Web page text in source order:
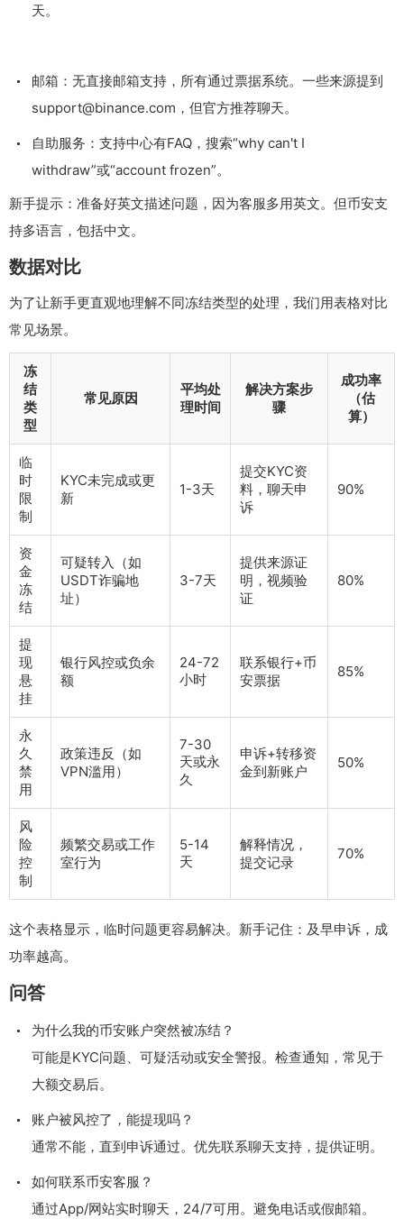
天。
邮箱：无直接邮箱支持，所有通过票据系统。一些来源提到
support@binance.com ，但官方推荐聊天。
自助服务：支持中心有FAQ，搜索“why can't I
withdraw”或“account frozen”。
新手提示：准备好英文描述问题，因为客服多用英文。但币安支
持多语言，包括中文。
数据对比
为了让新手更直观地理解不同冻结类型的处理，我们用表格对比
常见场景。
冻
结
类
型
常见原因
平均处
理时间
解决方案步
骤
成功率
（估
算）
临
时
限
制
KYC未完成或更
新
1-3天
提交KYC资
料，聊天申
诉
90%
资
金
冻
结
可疑转入（如
USDT诈骗地
址）
3-7天
提供来源证
明，视频验
证
80%
提
现
悬
挂
银行风控或负余
额
24-72
小时
联系银行+币
安票据
85%
永
久
禁
用
政策违反（如
VPN滥用）
7-30
天或永
久
申诉+转移资
金到新账户
50%
风
险
控
制
频繁交易或工作
室行为
5-14
天
解释情况，
提交记录
70%
这个表格显示，临时问题更容易解决。新手记住：及早申诉，成
功率越高。
问答
为什么我的币安账户突然被冻结？
可能是KYC问题、可疑活动或安全警报。检查通知，常见于
大额交易后。
账户被风控了，能提现吗？
通常不能，直到申诉通过。优先联系聊天支持，提供证明。
如何联系币安客服？
通过App/网站实时聊天，24/7可用。避免电话或假邮箱。